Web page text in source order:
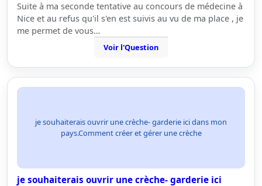
Suite à ma seconde tentative au concours de médecine à
Nice et au refus qu'il s'en est suivis au vu de ma place , je
me permet de vous…
Voir l'Question
je souhaiterais ouvrir une crèche- garderie ici dans mon
pays.Comment créer et gérer une crèche
je souhaiterais ouvrir une crèche- garderie ici